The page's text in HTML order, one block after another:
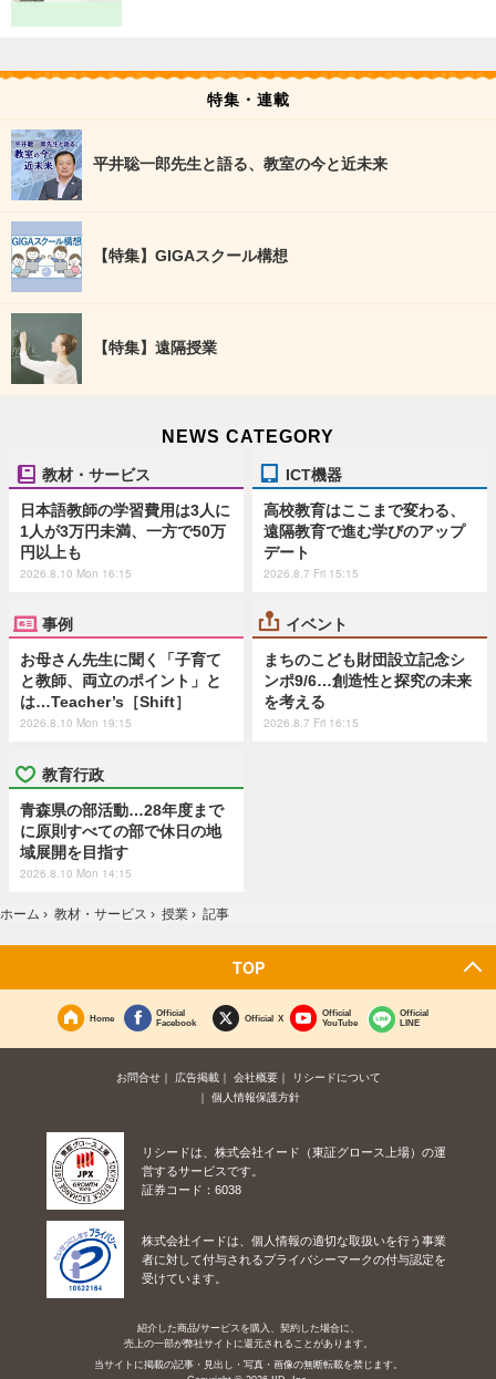
特集・連載
平井聡一郎先生と語る、教室の今と近未来
【特集】GIGAスクール構想
【特集】遠隔授業
NEWS CATEGORY
教材・サービス
日本語教師の学習費用は3人に
1人が3万円未満、一方で50万
円以上も
2026.8.10 Mon 16:15
ICT機器
高校教育はここまで変わる、
遠隔教育で進む学びのアップ
デート
2026.8.7 Fri 15:15
事例
お母さん先生に聞く「子育て
と教師、両立のポイント」と
は…Teacher’s［Shift］
2026.8.10 Mon 19:15
イベント
まちのこども財団設立記念シ
ンポ9/6…創造性と探究の未来
を考える
2026.8.7 Fri 16:15
教育行政
青森県の部活動…28年度まで
に原則すべての部で休日の地
域展開を目指す
2026.8.10 Mon 14:15
ホーム › 教材・サービス › 授業 › 記事
TOP
Home
Official
Facebook
Official X
Official
YouTube
Official
LINE
お問合せ 広告掲載 会社概要
リシードについて
個人情報保護方針
リシードは、株式会社イード（東証グロース上場）の運
営するサービスです。
証券コード：6038
株式会社イードは、個人情報の適切な取扱いを行う事業
者に対して付与されるプライバシーマークの付与認定を
受けています。
紹介した商品/サービスを購入、契約した場合に、
売上の一部が弊社サイトに還元されることがあります。
当サイトに掲載の記事・見出し・写真・画像の無断転載を禁じます。